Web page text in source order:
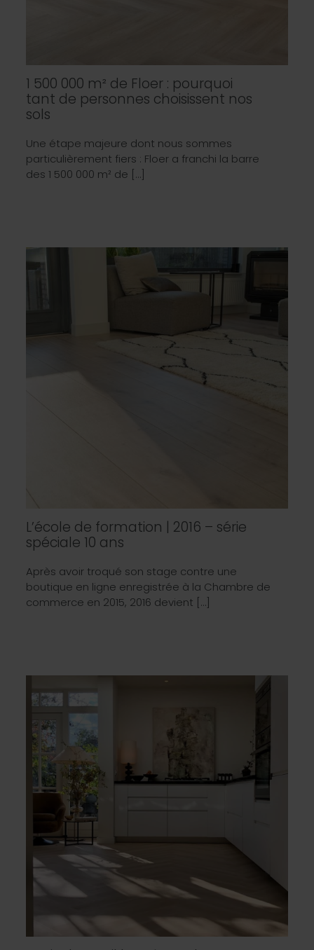
1 500 000 m² de Floer : pourquoi
tant de personnes choisissent nos
sols
Une étape majeure dont nous sommes
particulièrement fiers : Floer a franchi la barre
des 1 500 000 m² de […]
L’école de formation | 2016 – série
spéciale 10 ans
Après avoir troqué son stage contre une
boutique en ligne enregistrée à la Chambre de
commerce en 2015, 2016 devient […]